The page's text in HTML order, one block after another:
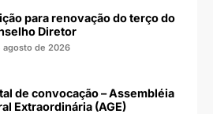
para renovação do terço do
Diretor
agosto de 2026
de convocação – Assembléia
Extraordinária (AGE)